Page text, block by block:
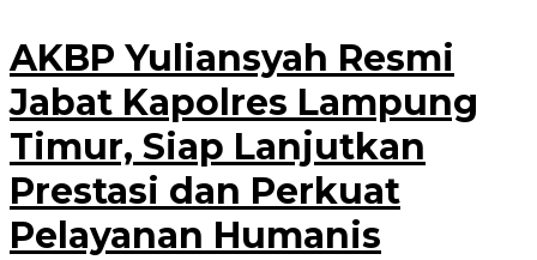
AKBP Yuliansyah Resmi
Jabat Kapolres Lampung
Timur, Siap Lanjutkan
Prestasi dan Perkuat
Pelayanan Humanis